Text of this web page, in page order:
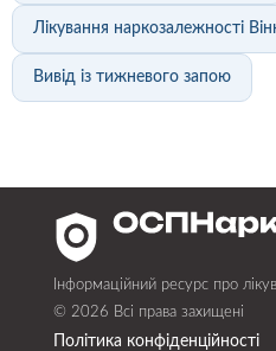
Лікування наркозалежності
Вивід із тижневого запою
Інформаційний ресурс про
© 2026 Всі права захищені
Політика конфіденційності